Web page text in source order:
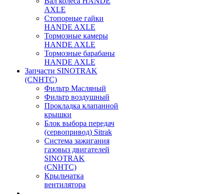
AXLE
Стопорные гайки
HANDE AXLE
Тормозные камеры
HANDE AXLE
Тормозные барабаны
HANDE AXLE
Запчасти SINOTRAK
(CNHTC)
Фильтр Масляный
Фильтр воздушный
Прокладка клапанной
крышки
Блок выбора передач
(сервопривод) Sitrak
Система зажигания
газовыз двигателей
SINOTRAK
(CNHTC)
Крыльчатка
вентилятора